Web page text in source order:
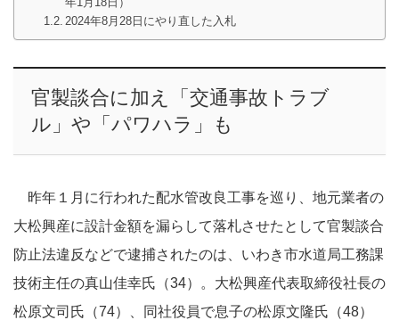
2024年8月28日にやり直した入札
官製談合に加え「交通事故トラブ
ル」や「パワハラ」も
昨年１月に行われた配水管改良工事を巡り、地元業者の
大松興産に設計金額を漏らして落札させたとして官製談合
防止法違反などで逮捕されたのは、いわき市水道局工務課
技術主任の真山佳幸氏（34）。大松興産代表取締役社長の
松原文司氏（74）、同社役員で息子の松原文隆氏（48）